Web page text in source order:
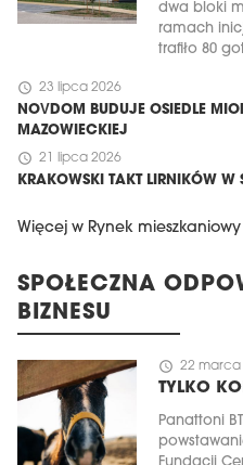
dwa bloki
ramach
trafiło 80
schedule 23 lipca 2026
NOVDOM BUDUJE OSIEDLE
MAZOWIECKIEJ
schedule 21 lipca 2026
KRAKOWSKI TAKT LIRNIKÓW W
Więcej w Rynek mieszkaniowy
SPOŁECZNA
BIZNESU
schedule 22 marca
TYLKO
Panattoni